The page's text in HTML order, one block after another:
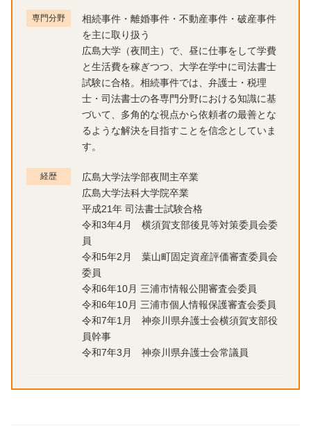
専門分野
相続事件・離婚事件・不動産事件・破産事件
を主に取り扱う
広島大学（夜間主）で、昼に仕事をして学費
と生活費を稼ぎつつ、大学在学中に司法書士
試験に合格。相続事件では、弁護士・税理
士・司法書士の各専門分野における知識に基
づいて、多角的な視点から依頼者の最善とな
るような解決を目指すことを信念としていま
す。
経歴
広島大学法学部夜間主卒業
広島大学法科大学院卒業
平成21年 司法書士試験合格
令和3年4月 横須賀支部後見等対策委員会委
員
令和5年2月 葉山町固定資産評価審査委員会
委員
令和6年10月 三浦市情報公開審査会委員
令和6年10月 三浦市個人情報保護審査会委員
令和7年1月 神奈川県弁護士会横須賀支部役
員幹事
令和7年3月 神奈川県弁護士会常議員